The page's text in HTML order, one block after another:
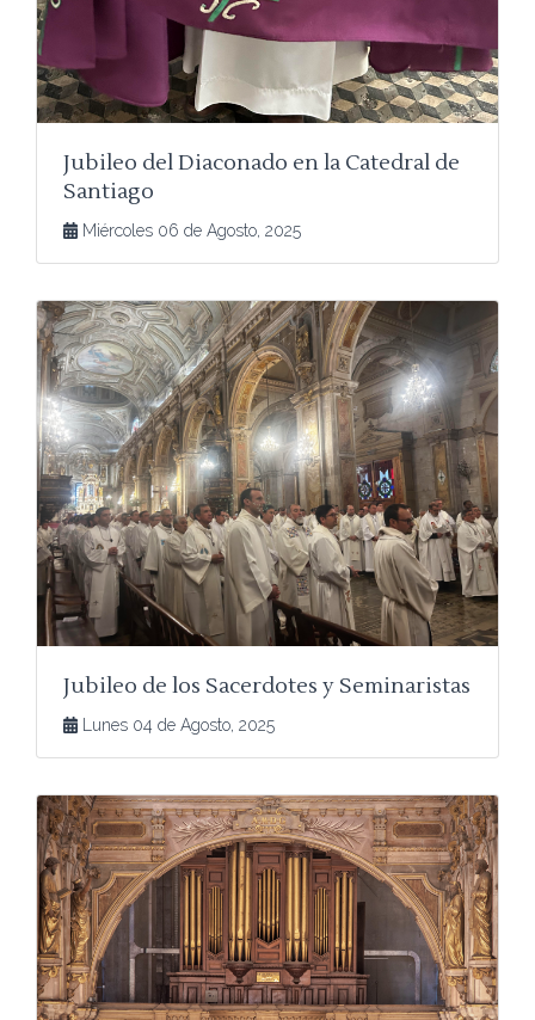
Jubileo del Diaconado en la Catedral de
Santiago
Miércoles 06 de Agosto, 2025
Jubileo de los Sacerdotes y Seminaristas
Lunes 04 de Agosto, 2025